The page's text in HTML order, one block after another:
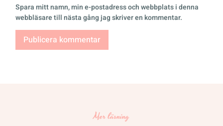
Spara mitt namn, min e-postadress och webbplats i denna
webbläsare till nästa gång jag skriver en kommentar.
Mer läsning